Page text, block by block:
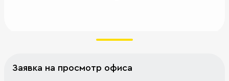
Заявка на просмотр офиса